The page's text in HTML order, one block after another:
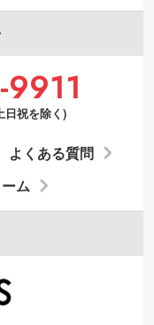
日祝を除く)
ム
よくある質問